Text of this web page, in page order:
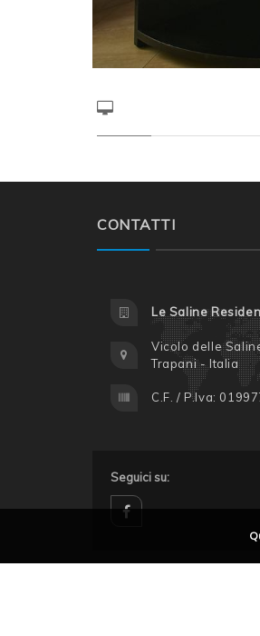
CONTATTI
Le Saline
Vicolo delle
Trapani - Italia
C.F. / P.Iva:
Seguici su: